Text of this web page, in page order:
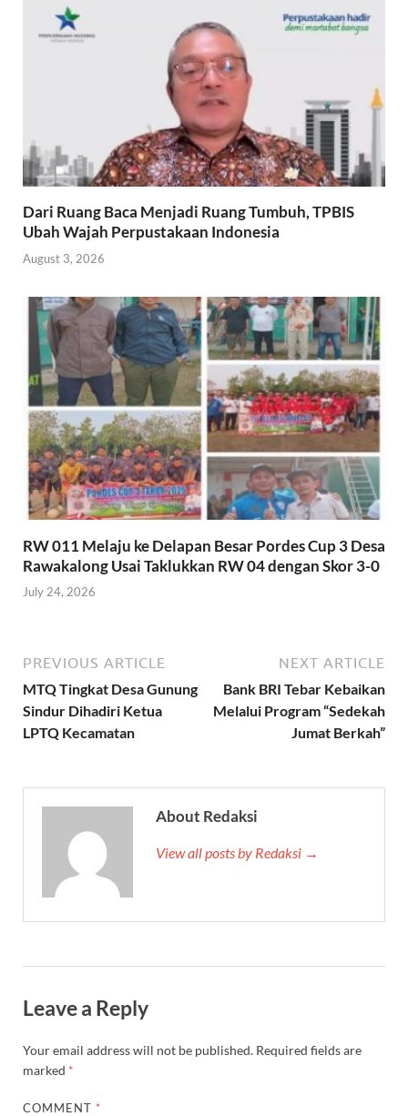
Dari Ruang Baca Menjadi Ruang Tumbuh, TPBIS
Ubah Wajah Perpustakaan Indonesia
August 3, 2026
RW 011 Melaju ke Delapan Besar Pordes Cup 3 Desa
Rawakalong Usai Taklukkan RW 04 dengan Skor 3-0
July 24, 2026
PREVIOUS ARTICLE
MTQ Tingkat Desa Gunung
Sindur Dihadiri Ketua
LPTQ Kecamatan
NEXT ARTICLE
Bank BRI Tebar Kebaikan
Melalui Program “Sedekah
Jumat Berkah”
About Redaksi
View all posts by Redaksi →
Leave a Reply
Your email address will not be published. Required fields are
marked *
COMMENT *